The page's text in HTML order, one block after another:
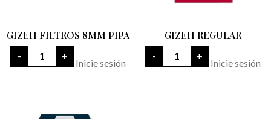
GIZEH FILTROS 8MM PIPA
-
GIZEH
FILTROS
8MM
+
Inicie sesión
GIZEH REGULAR
-
GIZEH
REGULAR
cantidad
+
Inicie sesión